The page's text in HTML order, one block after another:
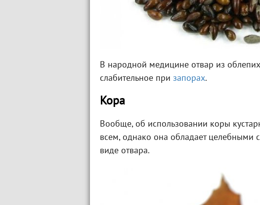
В народной медицине отвар из
слабительное при запорах.
Кора
Вообще, об использовании коры
всем, однако она обладает целебными
виде отвара.